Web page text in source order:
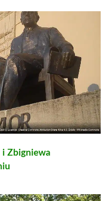
i Zbigniewa